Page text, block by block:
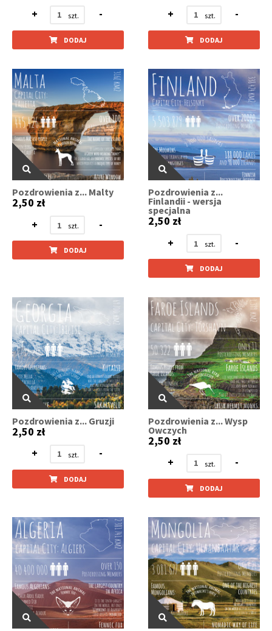
+
-
DODAJ
+
-
DODAJ
Pozdrowienia z... Malty
2,50 zł
+
-
DODAJ
Pozdrowienia z...
Finlandii - wersja
specjalna
2,50 zł
+
-
DODAJ
Pozdrowienia z... Gruzji
2,50 zł
+
-
DODAJ
Pozdrowienia z... Wysp
Owczych
2,50 zł
+
-
DODAJ